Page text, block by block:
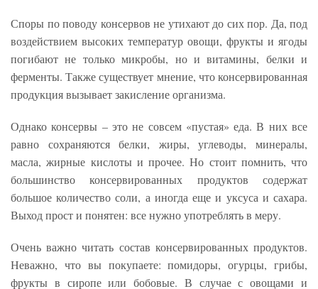
Споры по поводу консервов не утихают до сих пор. Да, под
воздействием высоких температур овощи, фрукты и ягоды
погибают не только микробы, но и витамины, белки и
ферменты. Также существует мнение, что консервированная
продукция вызывает закисление организма.
Однако консервы – это не совсем «пустая» еда. В них все
равно сохраняются белки, жиры, углеводы, минералы,
масла, жирные кислоты и прочее. Но стоит помнить, что
большинство консервированных продуктов содержат
большое количество соли, а иногда еще и уксуса и сахара.
Выход прост и понятен: все нужно употреблять в меру.
Очень важно читать состав консервированных продуктов.
Неважно, что вы покупаете: помидоры, огурцы, грибы,
фрукты в сиропе или бобовые. В случае с овощами и